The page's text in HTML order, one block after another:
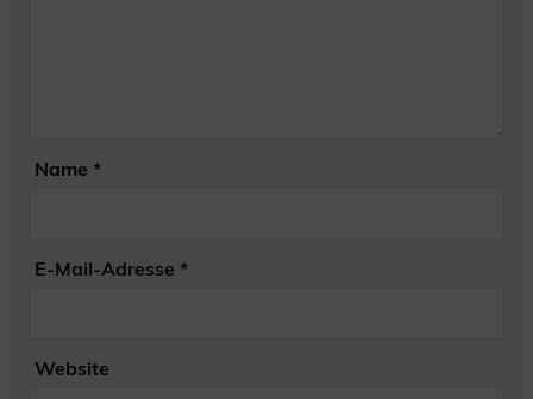
Name *
E-Mail-Adresse *
Website